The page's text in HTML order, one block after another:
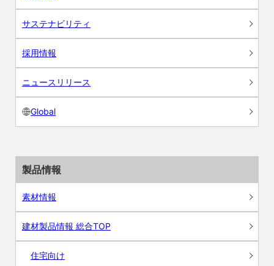
サステナビリティ
採用情報
ニュースリリース
Global
製品情報
素材情報
建材製品情報 総合TOP
住宅向け